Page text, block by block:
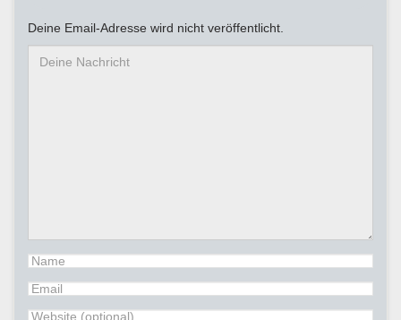
Deine Email-Adresse wird nicht veröffentlicht.